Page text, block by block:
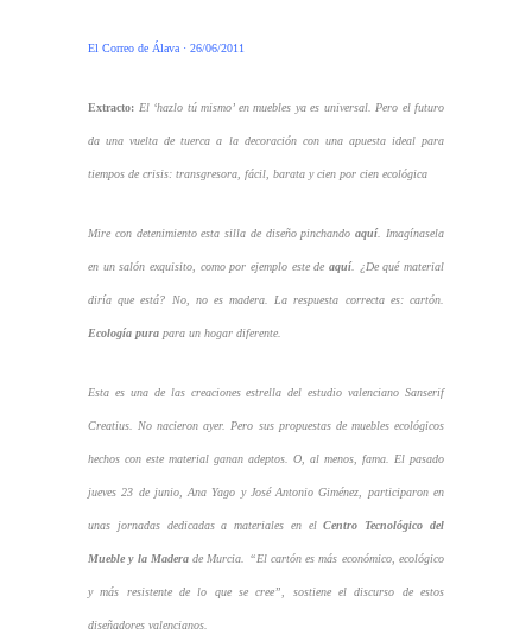
El Correo de Álava · 26/06/2011
Extracto: El ‘hazlo tú mismo’ en muebles ya es universal. Pero el futuro
da una vuelta de tuerca a la decoración con una apuesta ideal para
tiempos de crisis: transgresora, fácil, barata y cien por cien ecológica
Mire con detenimiento esta silla de diseño pinchandoaquí. Imagínasela
en un salón exquisito, como por ejemplo este de aquí. ¿De qué material
diría que está? No, no es madera. La respuesta correcta es: cartón.
Ecología pura para un hogar diferente.
Esta es una de las creaciones estrella del estudio valenciano Sanserif
Creatius. No nacieron ayer. Pero sus propuestas de muebles ecológicos
hechos con este material ganan adeptos. O, al menos, fama. El pasado
jueves 23 de junio, Ana Yago y José Antonio Giménez, participaron en
unas jornadas dedicadas a materiales en el Centro Tecnológico del
Mueble y la Maderade Murcia. “El cartón es más económico, ecológico
y más resistente de lo que se cree”, sostiene el discurso de estos
diseñadores valencianos.